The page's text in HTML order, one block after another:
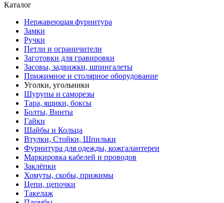
Каталог
Нержавеющая фурнитура
Замки
Ручки
Петли и ограничители
Заготовки для гравировки
Засовы, задвижки, шпингалеты
Прижимное и столярное оборудование
Уголки, угольники
Шурупы и саморезы
Тара, ящики, боксы
Болты, Винты
Гайки
Шайбы и Кольца
Втулки, Стойки, Шпильки
Фурнитура для одежды, кожгалантереи
Маркировка кабелей и проводов
Заклёпки
Хомуты, скобы, прижимы
Цепи, цепочки
Такелаж